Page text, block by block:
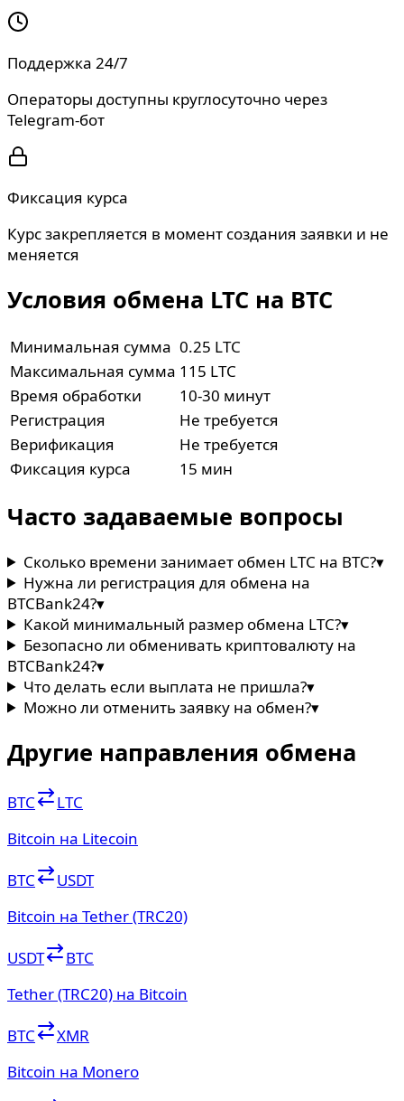
Поддержка 24/7
Операторы доступны круглосуточно через
Telegram-бот
Фиксация курса
Курс закрепляется в момент создания заявки и не
меняется
Условия обмена LTC на BTC
Минимальная сумма 0.25 LTC
Максимальная сумма 115 LTC
Время обработки
10-30 минут
Регистрация
Не требуется
Верификация
Не требуется
Фиксация курса
15 мин
Часто задаваемые вопросы
Сколько времени занимает обмен LTC на BTC?▾
Нужна ли регистрация для обмена на
BTCBank24?▾
Какой минимальный размер обмена LTC?▾
Безопасно ли обменивать криптовалюту на
BTCBank24?▾
Что делать если выплата не пришла?▾
Можно ли отменить заявку на обмен?▾
Другие направления обмена
BTC
LTC
Bitcoin на Litecoin
BTC
USDT
Bitcoin на Tether (TRC20)
USDT
BTC
Tether (TRC20) на Bitcoin
BTC
XMR
Bitcoin на Monero